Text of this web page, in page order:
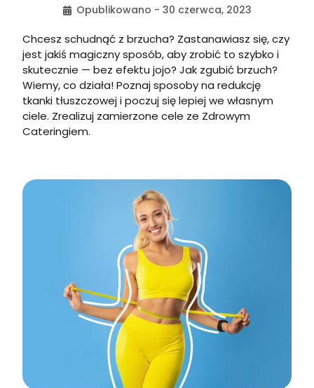
Opublikowano - 30 czerwca, 2023
Chcesz schudnąć z brzucha? Zastanawiasz się, czy
jest jakiś magiczny sposób, aby zrobić to szybko i
skutecznie — bez efektu jojo? Jak zgubić brzuch?
Wiemy, co działa! Poznaj sposoby na redukcję
tkanki tłuszczowej i poczuj się lepiej we własnym
ciele. Zrealizuj zamierzone cele ze Zdrowym
Cateringiem.